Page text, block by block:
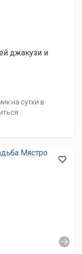
джакузи и
на сутки в